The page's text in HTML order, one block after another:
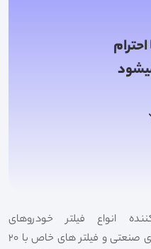
انواع فیلتر خودروهای
سواری،سنگین،راهسازی و دستگاه های صنعتی و فیلتر های خاص با 20